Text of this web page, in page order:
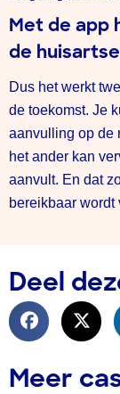
Met de app
de
Dus het werkt
de toekomst. Je
aanvulling op de
het ander kan
aanvult. En dat
bereikbaar wordt
Deel
Meer